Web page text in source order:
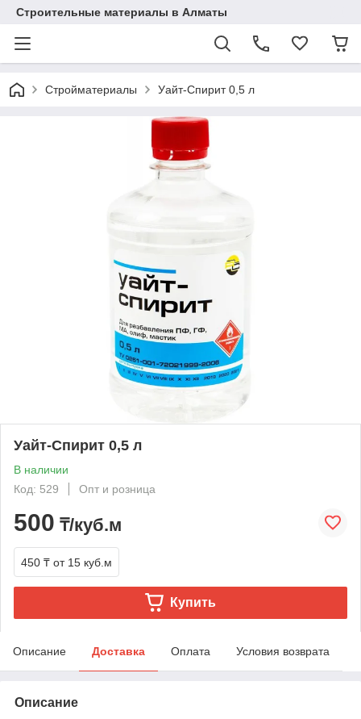
Строительные материалы в Алматы
Стройматериалы Уайт-Спирит 0,5 л
Уайт-Спирит 0,5 л
В наличии
Код: 529
Опт и розница
500 ₸/куб.м
450 ₸ от 15 куб.м
Купить
Описание Доставка Оплата Условия возврата
Описание